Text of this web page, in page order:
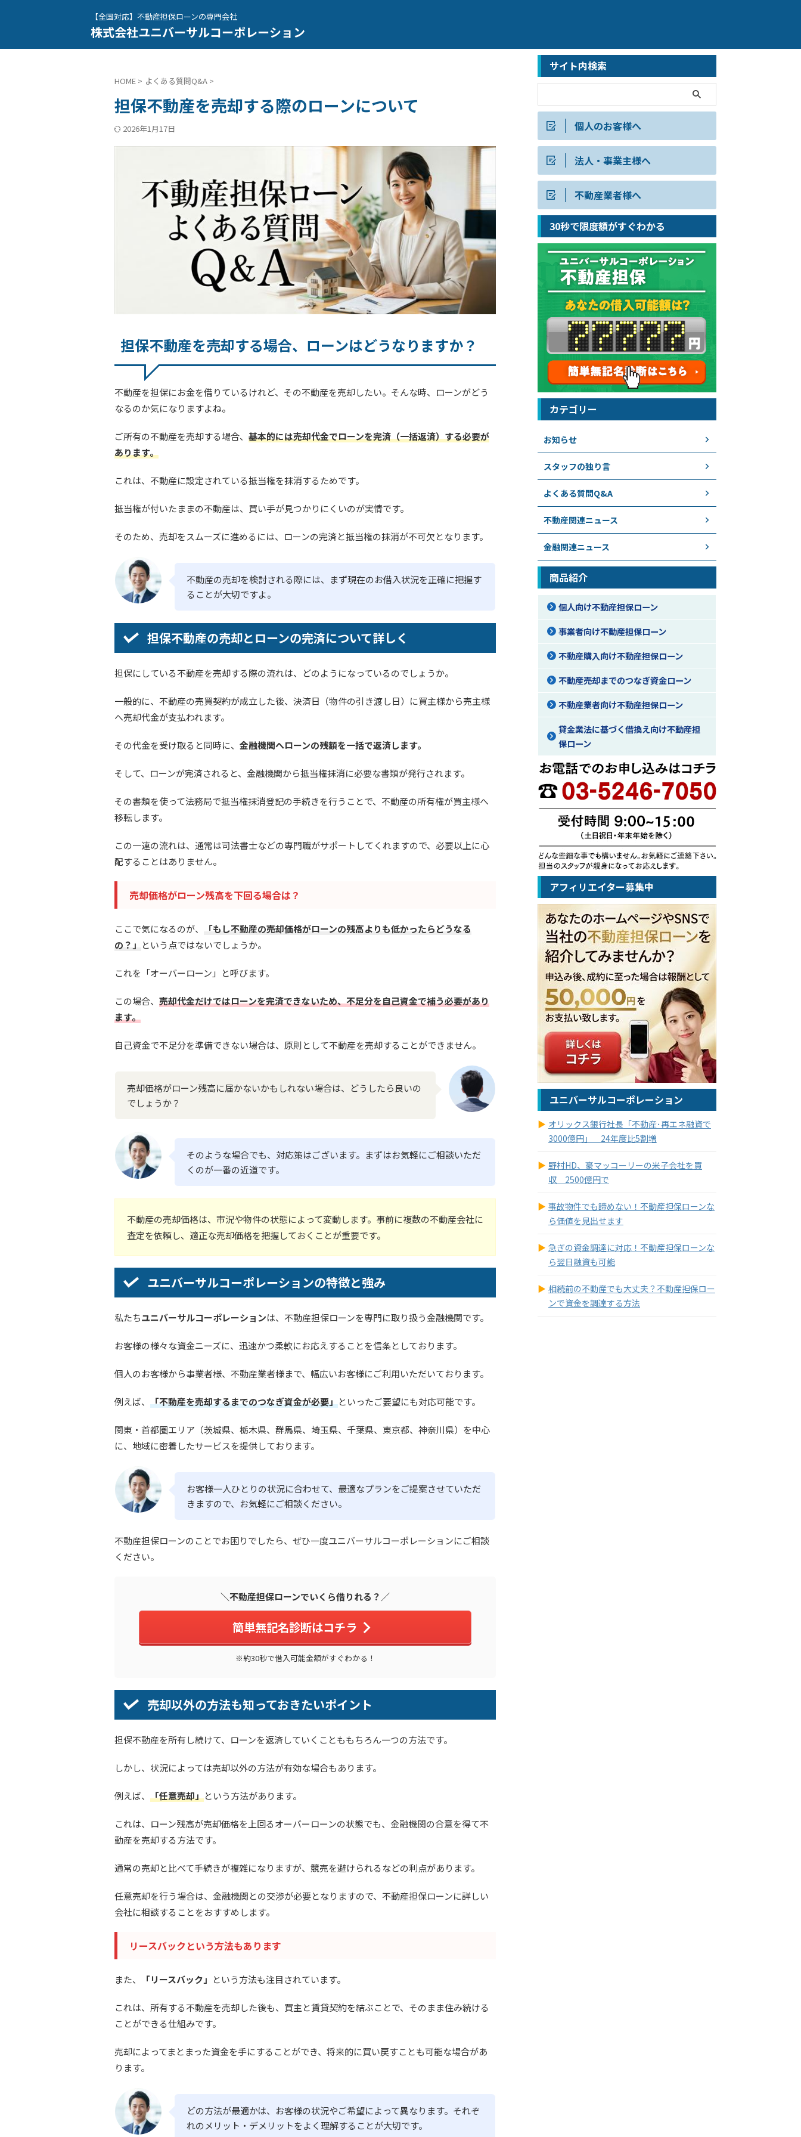
【全国対応】不動産担保ローンの専門会社
株式会社ユニバーサルコーポレーション
HOME > よくある質問Q&A >
担保不動産を売却する際のローンについて
2026年1月17日
担保不動産を売却する場合、ローンはどうなりますか？
不動産を担保にお金を借りているけれど、その不動産を売却したい。そんな時、ローンがどう
なるのか気になりますよね。
ご所有の不動産を売却する場合、 基本的には売却代金でローンを完済（一括返済）する必要が
あります。
これは、不動産に設定されている抵当権を抹消するためです。
抵当権が付いたままの不動産は、買い手が見つかりにくいのが実情です。
そのため、売却をスムーズに進めるには、ローンの完済と抵当権の抹消が不可欠となります。
不動産の売却を検討される際には、まず現在のお借入状況を正確に把握す
ることが大切ですよ。
担保不動産の売却とローンの完済について詳しく
担保にしている不動産を売却する際の流れは、どのようになっているのでしょうか。
一般的に、不動産の売買契約が成立した後、決済日（物件の引き渡し日）に買主様から売主様
へ売却代金が支払われます。
その代金を受け取ると同時に、 金融機関へローンの残額を一括で返済します。
そして、ローンが完済されると、金融機関から抵当権抹消に必要な書類が発行されます。
その書類を使って法務局で抵当権抹消登記の手続きを行うことで、不動産の所有権が買主様へ
移転します。
この一連の流れは、通常は司法書士などの専門職がサポートしてくれますので、必要以上に心
配することはありません。
売却価格がローン残高を下回る場合は？
ここで気になるのが、
「もし不動産の売却価格がローンの残高よりも低かったらどうなる
の？」 という点ではないでしょうか。
これを「オーバーローン」と呼びます。
この場合、 売却代金だけではローンを完済できないため、不足分を自己資金で補う必要があり
ます。
自己資金で不足分を準備できない場合は、原則として不動産を売却することができません。
売却価格がローン残高に届かないかもしれない場合は、どうしたら良いの
でしょうか？
そのような場合でも、対応策はございます。まずはお気軽にご相談いただ
くのが一番の近道です。
不動産の売却価格は、市況や物件の状態によって変動します。事前に複数の不動産会社に
査定を依頼し、適正な売却価格を把握しておくことが重要です。
ユニバーサルコーポレーションの特徴と強み
私たちユニバーサルコーポレーションは、不動産担保ローンを専門に取り扱う金融機関です。
お客様の様々な資金ニーズに、迅速かつ柔軟にお応えすることを信条としております。
個人のお客様から事業者様、不動産業者様まで、幅広いお客様にご利用いただいております。
例えば、 「不動産を売却するまでのつなぎ資金が必要」といったご要望にも対応可能です。
関東・首都圏エリア（茨城県、栃木県、群馬県、埼玉県、千葉県、東京都、神奈川県）を中心
に、地域に密着したサービスを提供しております。
お客様一人ひとりの状況に合わせて、最適なプランをご提案させていただ
きますので、お気軽にご相談ください。
不動産担保ローンのことでお困りでしたら、ぜひ一度ユニバーサルコーポレーションにご相談
ください。
＼不動産担保ローンでいくら借りれる？／
簡単無記名診断はコチラ
※約30秒で借入可能金額がすぐわかる！
売却以外の方法も知っておきたいポイント
担保不動産を所有し続けて、ローンを返済していくことももちろん一つの方法です。
しかし、状況によっては売却以外の方法が有効な場合もあります。
例えば、 「任意売却」という方法があります。
これは、ローン残高が売却価格を上回るオーバーローンの状態でも、金融機関の合意を得て不
動産を売却する方法です。
通常の売却と比べて手続きが複雑になりますが、競売を避けられるなどの利点があります。
任意売却を行う場合は、金融機関との交渉が必要となりますので、不動産担保ローンに詳しい
会社に相談することをおすすめします。
リースバックという方法もあります
また、 「リースバック」 という方法も注目されています。
これは、所有する不動産を売却した後も、買主と賃貸契約を結ぶことで、そのまま住み続ける
ことができる仕組みです。
売却によってまとまった資金を手にすることができ、将来的に買い戻すことも可能な場合があ
ります。
どの方法が最適かは、お客様の状況やご希望によって異なります。それぞ
れのメリット・デメリットをよく理解することが大切です。
サイト内検索
個人のお客様へ
法人・事業主様へ
不動産業者様へ
30秒で限度額がすぐわかる
カテゴリー
お知らせ
スタッフの独り言
よくある質問Q&A
不動産関連ニュース
金融関連ニュース
商品紹介
個人向け不動産担保ローン
事業者向け不動産担保ローン
不動産購入向け不動産担保ローン
不動産売却までのつなぎ資金ローン
不動産業者向け不動産担保ローン
貸金業法に基づく借換え向け不動産担
保ローン
アフィリエイター募集中
ユニバーサルコーポレーション
オリックス銀行社長「不動産･再エネ融資で
3000億円」 24年度比5割増
野村HD、豪マッコーリーの米子会社を買
収 2500億円で
事故物件でも諦めない！不動産担保ローンな
ら価値を見出せます
急ぎの資金調達に対応！不動産担保ローンな
ら翌日融資も可能
相続前の不動産でも大丈夫？不動産担保ロー
ンで資金を調達する方法